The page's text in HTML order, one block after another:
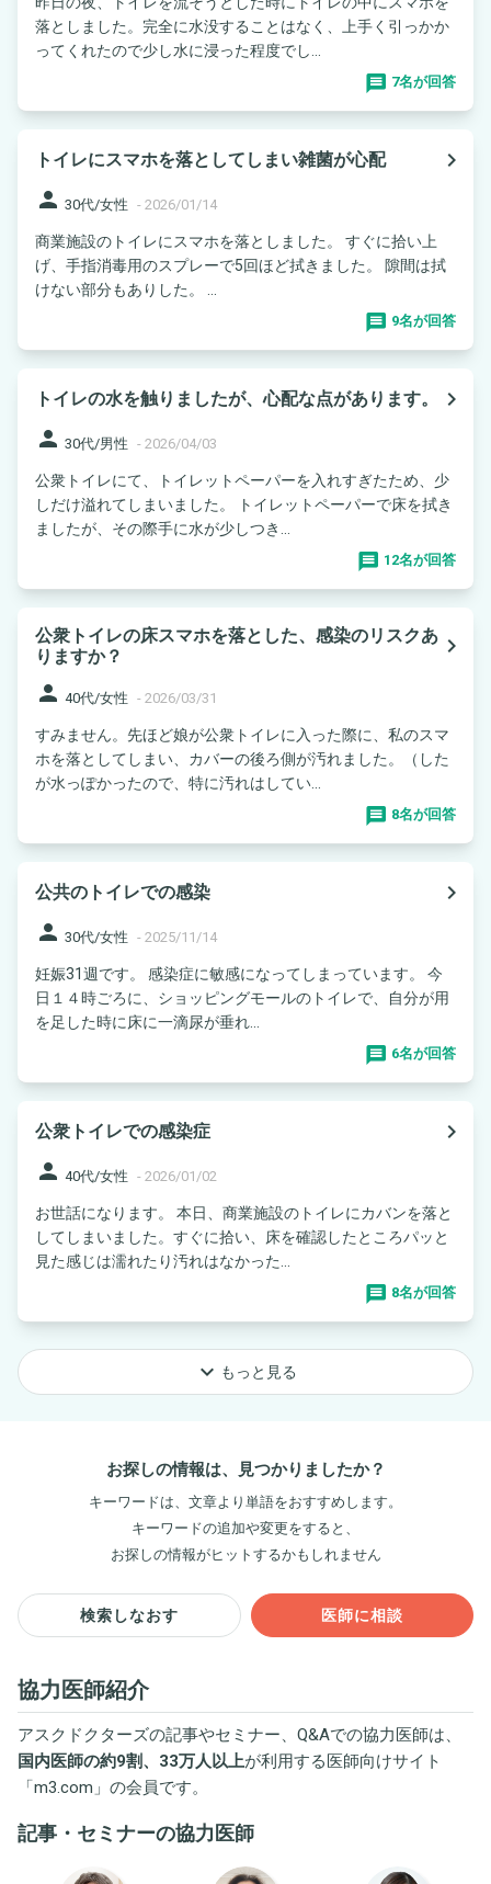
落としました。完全に水没することはなく、上手く引っかか
ってくれたので少し水に浸った程度でし...
7名が回答
トイレにスマホを落としてしまい雑菌が心配
navigate_next
person 30代/女性 - 2026/01/14
商業施設のトイレにスマホを落としました。 すぐに拾い上
げ、手指消毒用のスプレーで5回ほど拭きました。 隙間は拭
9名が回答
トイレの水を触りましたが、心配な点があります。
navigate_next
person 30代/男性 - 2026/04/03
公衆トイレにて、トイレットペーパーを入れすぎたため、少
しだけ溢れてしまいました。 トイレットペーパーで床を拭き
ましたが、その際手に水が少しつき...
12名が回答
公衆トイレの床スマホを落とした、感染のリスクあ
りますか？
navigate_next
person 40代/女性 - 2026/03/31
すみません。先ほど娘が公衆トイレに入った際に、私のスマ
ホを落としてしまい、カバーの後ろ側が汚れました。（した
が水っぽかったので、特に汚れはしてい...
8名が回答
公共のトイレでの感染
navigate_next
person 30代/女性 - 2025/11/14
妊娠31週です。 感染症に敏感になってしまっています。 今
日１４時ごろに、ショッピングモールのトイレで、自分が用
を足した時に床に一滴尿が垂れ...
6名が回答
公衆トイレでの感染症
navigate_next
person 40代/女性 - 2026/01/02
お世話になります。 本日、商業施設のトイレにカバンを落と
してしまいました。すぐに拾い、床を確認したところパッと
見た感じは濡れたり汚れはなかった...
8名が回答
keyboard_arrow_down もっと見る
お探しの情報は、見つかりましたか？
キーワードは、文章より単語をおすすめします。
キーワードの追加や変更をすると、
お探しの情報がヒットするかもしれません
検索しなおす 医師に相談
協力医師紹介
アスクドクターズの記事やセミナー、Q&Aでの協力医師は、
国内医師の約9割、33万人以上が利用する医師向けサイト
「m3.com 」の会員です。
記事・セミナーの協力医師